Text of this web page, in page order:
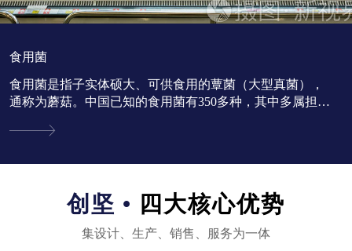
食用菌
食用菌是指子实体硕大、可供食用的蕈菌（大型真菌），
通称为蘑菇。中国已知的食用菌有350多种，其中多属担子
创坚 • 四大核心优势
集设计、生产、销售、服务为一体